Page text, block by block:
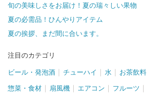
旬の美味しさをお届け！夏の瑞々しい果物
夏の必需品！ひんやりアイテム
夏の挨拶、まだ間に合います。
注目のカテゴリ
ビール・発泡酒 チューハイ 水 お茶飲料
惣菜・食材 扇風機 エアコン フルーツ